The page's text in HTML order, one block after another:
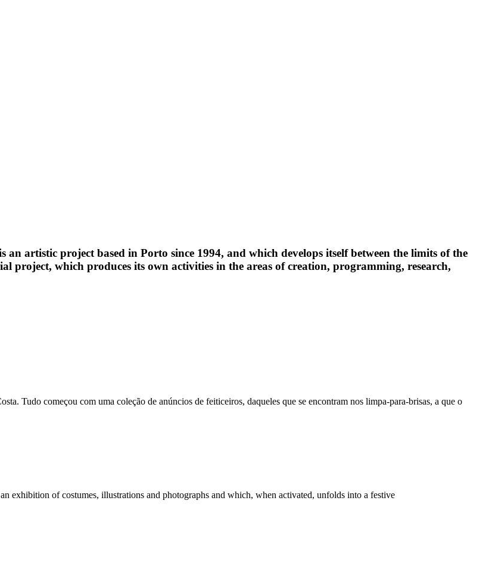
an artistic project based in Porto since 1994, and which develops itself between the limits of the
which produces its own activities in the areas of creation, programming, research,
Tudo começou com uma coleção de anúncios de feiticeiros, daqueles que se encontram nos limpa-para-brisas, a que o
exhibition of costumes, illustrations and photographs and which, when activated, unfolds into a festive